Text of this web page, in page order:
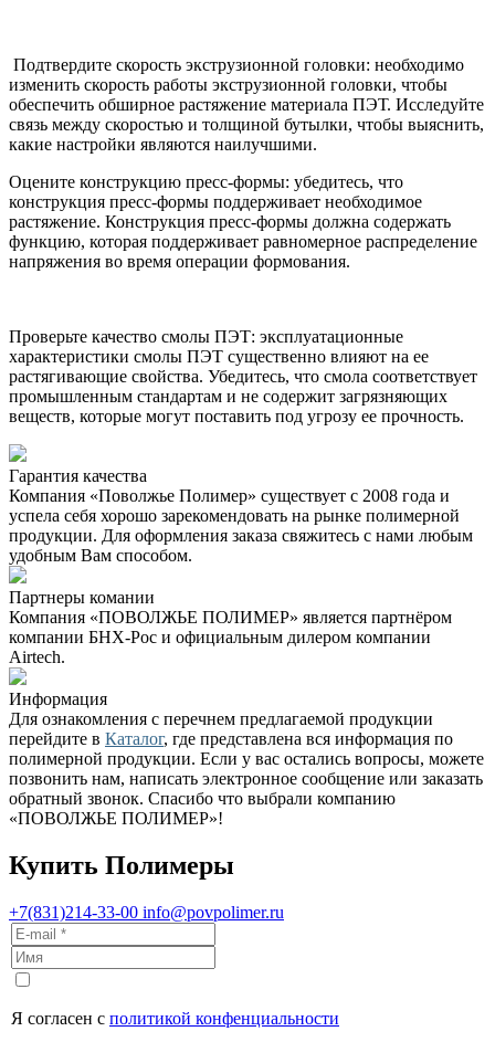
Подтвердите скорость экструзионной головки: необходимо
изменить скорость работы экструзионной головки, чтобы
обеспечить обширное растяжение материала ПЭТ. Исследуйте
связь между скоростью и толщиной бутылки, чтобы выяснить,
какие настройки являются наилучшими.
Оцените конструкцию пресс-формы: убедитесь, что
конструкция пресс-формы поддерживает необходимое
растяжение. Конструкция пресс-формы должна содержать
функцию, которая поддерживает равномерное распределение
напряжения во время операции формования.
Проверьте качество смолы ПЭТ: эксплуатационные
характеристики смолы ПЭТ существенно влияют на ее
растягивающие свойства. Убедитесь, что смола соответствует
промышленным стандартам и не содержит загрязняющих
веществ, которые могут поставить под угрозу ее прочность.
Гарантия качества
Компания «Поволжье Полимер» существует с 2008 года и
успела себя хорошо зарекомендовать на рынке полимерной
продукции. Для оформления заказа свяжитесь с нами любым
удобным Вам способом.
Партнеры комании
Компания «ПОВОЛЖЬЕ ПОЛИМЕР» является партнёром
компании БНХ-Рос и официальным дилером компании
Airtech.
Информация
Для ознакомления с перечнем предлагаемой продукции
перейдите в Каталог, где представлена вся информация по
полимерной продукции. Если у вас остались вопросы, можете
позвонить нам, написать электронное сообщение или заказать
обратный звонок. Спасибо что выбрали компанию
«ПОВОЛЖЬЕ ПОЛИМЕР»!
Купить Полимеры
+7(831)214-33-00 info@povpolimer.ru
Я согласен с политикой конфенциальности